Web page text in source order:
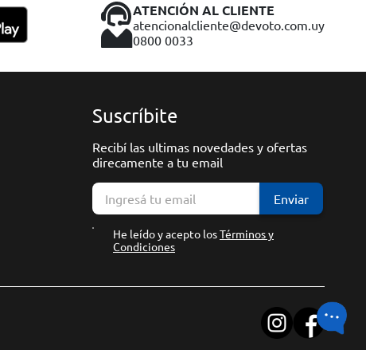
ATENCIÓN AL CLIENTE
atencionalcliente@devoto.com.uy
0800 0033
Suscríbite
Recibí las ultimas novedades y ofertas
direcamente a tu email
Enviar
He leído y acepto losTérminos y
Condiciones